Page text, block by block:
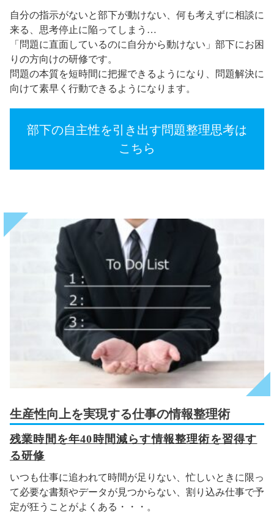
自分の指示がないと部下が動けない、何も考えずに相談に
来る、思考停止に陥ってしまう…
「問題に直面しているのに自分から動けない」部下にお困
りの方向けの研修です。
問題の本質を短時間に把握できるようになり、問題解決に
向けて素早く行動できるようになります。
部下の自主性を引き出す問題整理思考は
こちら
生産性向上を実現する仕事の情報整理術
残業時間を年40時間減らす情報整理術を習得す
る研修
いつも仕事に追われて時間が足りない、忙しいときに限っ
て必要な書類やデータが見つからない、割り込み仕事で予
定が狂うことがよくある・・・。